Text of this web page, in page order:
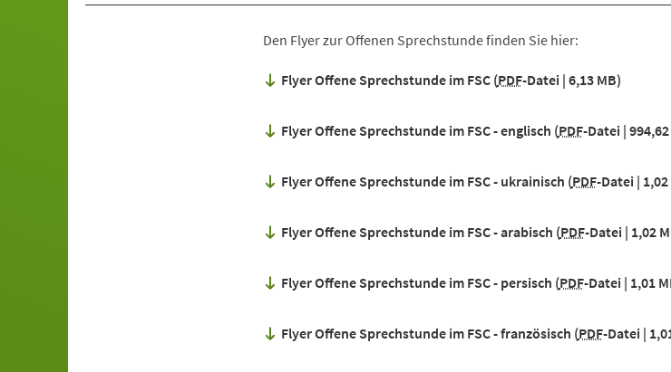
Den Flyer zur Offenen Sprechstunde finden Sie hier:
Flyer Offene Sprechstunde im FSC PDF-Datei 6,13 MB
Flyer Offene Sprechstunde im FSC - englisch PDF-Datei
Flyer Offene Sprechstunde im FSC - ukrainisch PDF-Datei
Flyer Offene Sprechstunde im FSC - arabisch PDF-Datei 1,02
Flyer Offene Sprechstunde im FSC - persisch PDF-Datei 1,01
Flyer Offene Sprechstunde im FSC - französisch PDF-Datei